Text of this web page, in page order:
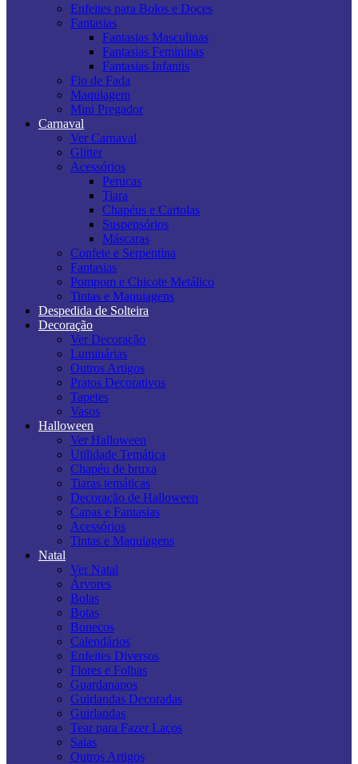
Enfeites para Bolos e Doces
Fantasias
Fantasias Masculinas
Fantasias Femininas
Fantasias Infantis
Fio de Fada
Maquiagem
Mini Pregador
Carnaval
Ver Carnaval
Glitter
Acessórios
Perucas
Tiara
Chapéus e Cartolas
Suspensórios
Máscaras
Confete e Serpentina
Fantasias
Pompom e Chicote Metálico
Tintas e Maquiagens
Despedida de Solteira
Decoração
Ver Decoração
Luminárias
Outros Artigos
Pratos Decorativos
Tapetes
Vasos
Halloween
Ver Halloween
Utilidade Temática
Chapéu de bruxa
Tiaras temáticas
Decoração de Halloween
Capas e Fantasias
Acessórios
Tintas e Maquiagens
Natal
Ver Natal
Árvores
Bolas
Botas
Bonecos
Calendários
Enfeites Diversos
Flores e Folhas
Guardanapos
Guirlandas Decoradas
Guirlandas
Tear para Fazer Laços
Saias
Outros Artigos